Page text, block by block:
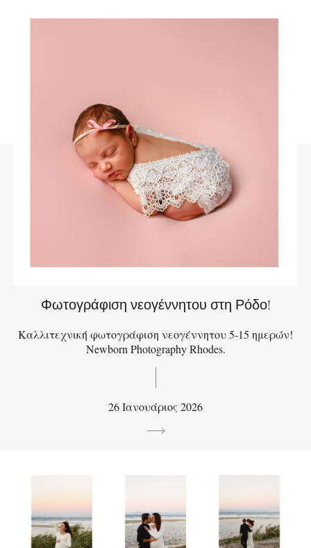
Φωτογράφιση νεογέννητου στη Ρόδο!
Καλλιτεχνική φωτογράφιση νεογέννητου 5-15 ημερών!
Newborn Photography Rhodes.
26 Ιανουάριος 2026